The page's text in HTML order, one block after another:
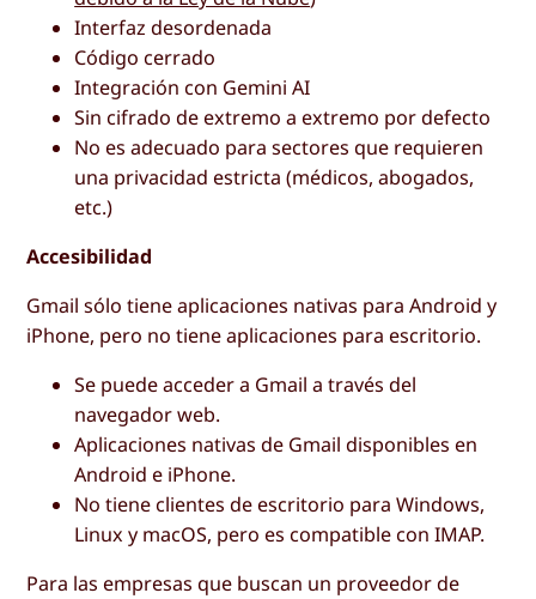
Interfaz desordenada
Código cerrado
Integración con Gemini AI
Sin cifrado de extremo a extremo por defecto
No es adecuado para sectores que requieren
una privacidad estricta (médicos, abogados,
etc.)
Accesibilidad
Gmail sólo tiene aplicaciones nativas para Android y
iPhone, pero no tiene aplicaciones para escritorio.
Se puede acceder a Gmail a través del
navegador web.
Aplicaciones nativas de Gmail disponibles en
Android e iPhone.
No tiene clientes de escritorio para Windows,
Linux y macOS, pero es compatible con IMAP.
Para las empresas que buscan un proveedor de